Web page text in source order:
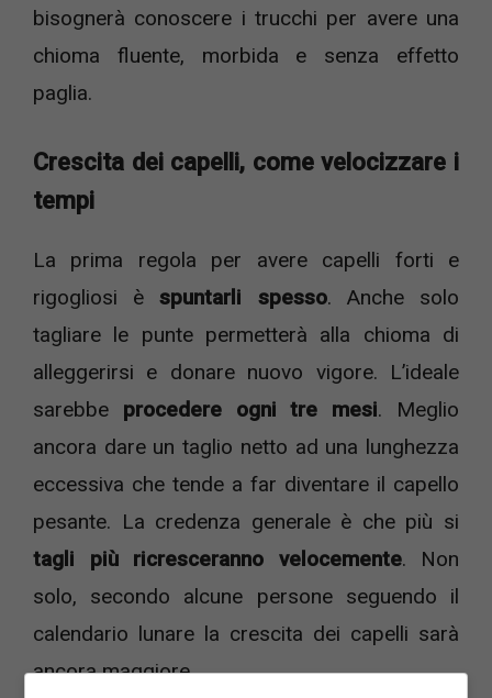
bisognerà conoscere i trucchi per avere una
chioma fluente, morbida e senza effetto
paglia.
Crescita dei capelli, come velocizzare i
tempi
La prima regola per avere capelli forti e
rigogliosi èspuntarli spesso. Anche solo
tagliare le punte permetterà alla chioma di
alleggerirsi e donare nuovo vigore. L’ideale
sarebbe procedere ogni tre mesi. Meglio
ancora dare un taglio netto ad una lunghezza
eccessiva che tende a far diventare il capello
pesante. La credenza generale è che più si
tagli più ricresceranno velocemente. Non
solo, secondo alcune persone seguendo il
calendario lunare la crescita dei capelli sarà
ancora maggiore.